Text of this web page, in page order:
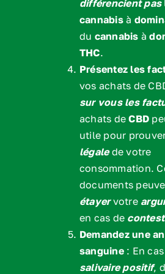
différencient pas
cannabisà
du cannabis à
THC.
Présentez les
vos achats de
sur vous les
achats deCBD
utile pour
légalede votre
consommation.
documents
étayervotre
en cas de
Demandez une
sanguine: En
salivaire positif,